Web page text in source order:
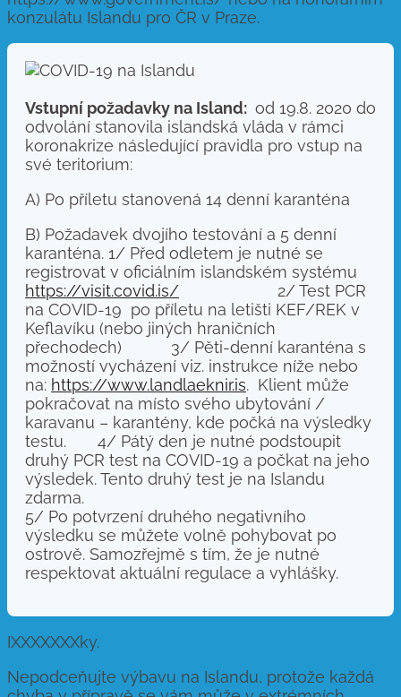
konzulátu Islandu pro ČR v Praze.
Vstupní požadavky na Island: od 19.8. 2020 do
odvolání stanovila islandská vláda v rámci
koronakrize následující pravidla pro vstup na
své teritorium:
A) Po příletu stanovená 14 denní karanténa
B) Požadavek dvojího testování a 5 denní
karanténa. 1/ Před odletem je nutné se
registrovat v oficiálním islandském systému
https://visit.covid.is/ 2/ Test PCR
na COVID-19 po příletu na letišti KEF/REK v
Keflavíku (nebo jiných hraničních
přechodech) 3/ Pěti-denní karanténa s
možností vycházení viz. instrukce níže nebo
na: https://www.landlaeknir.is. Klient může
pokračovat na místo svého ubytování /
karavanu – karantény, kde počká na výsledky
testu. 4/ Pátý den je nutné podstoupit
druhý PCR test na COVID-19 a počkat na jeho
výsledek. Tento druhý test je na Islandu
zdarma.
5/ Po potvrzení druhého negativního
výsledku se můžete volně pohybovat po
ostrově. Samozřejmě s tím, že je nutné
respektovat aktuální regulace a vyhlášky.
IXXXXXXXky.
Nepodceňujte výbavu na Islandu, protože každá